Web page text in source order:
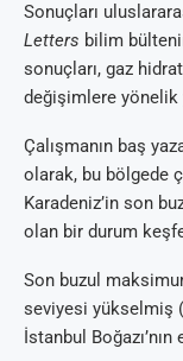
Sonuçları
Letters bilim
sonuçları, gaz
değişimlere yönelik
Çalışmanın baş
olarak, bu bölgede
Karadeniz’in son
olan bir durum
Son buzul
seviyesi yükselmiş
İstanbul